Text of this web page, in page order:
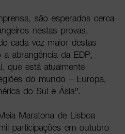
são esperados cerca
nestas provas,
cada vez maior destas
abrangência da EDP,
que está atualmente
do mundo – Europa,
do Sul e Ásia”.
Maratona de Lisboa
participações em outubro